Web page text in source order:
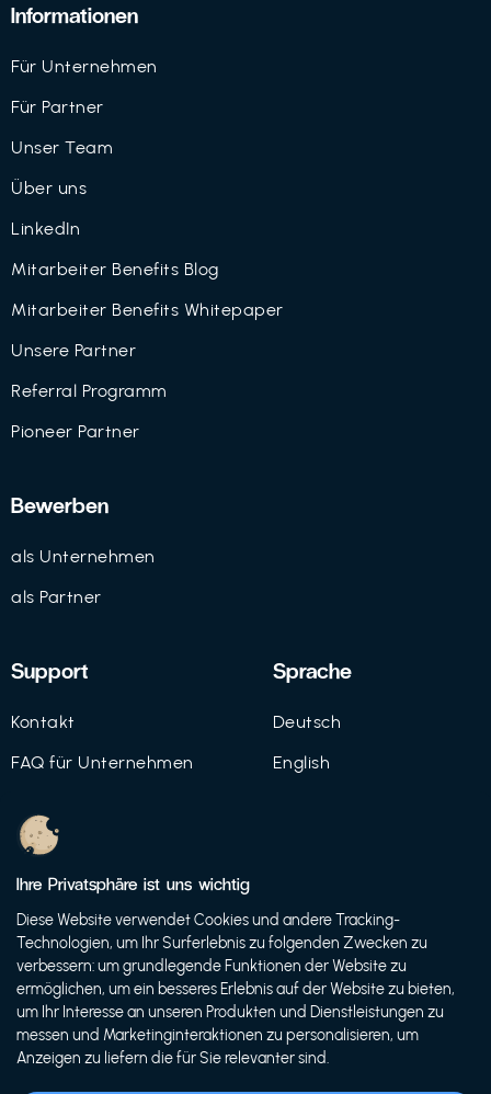
Informationen
Für Unternehmen
Für Partner
Unser Team
Über uns
LinkedIn
Mitarbeiter Benefits Blog
Mitarbeiter Benefits Whitepaper
Unsere Partner
Referral Programm
Pioneer Partner
Bewerben
als Unternehmen
als Partner
Support
Kontakt
FAQ für Unternehmen
Datenschutz
Nutzungsbedingungen
Sprache
Deutsch
English
© 2021 FutureBens GmbH
Ihre Privatsphäre ist uns wichtig
Diese Website verwendet Cookies und andere Tracking-
Technologien, um Ihr Surferlebnis zu folgenden Zwecken zu
verbessern: um grundlegende Funktionen der Website zu
ermöglichen, um ein besseres Erlebnis auf der Website zu bieten,
um Ihr Interesse an unseren Produkten und Dienstleistungen zu
messen und Marketinginteraktionen zu personalisieren, um
Anzeigen zu liefern die für Sie relevanter sind.